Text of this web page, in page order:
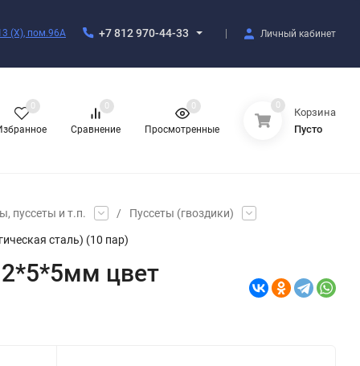
(X), пом.96А +7 812 970-44-33 Личный кабинет
0
Сравнение
0
Просмотренные
0 0
Корзина
Пусто
пуссеты и т.п. / Пуссеты (гвоздики)
сталь) (10 пар)
цвет